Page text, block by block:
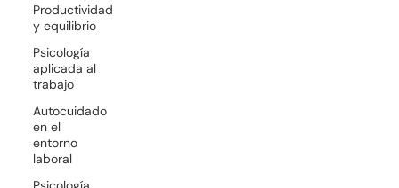
Productividad
y equilibrio
Psicología
aplicada al
trabajo
Autocuidado
en el
entorno
laboral